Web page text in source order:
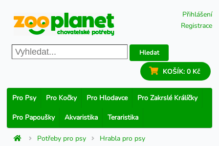
Přihlášení
Registrace
Hledat
KOŠÍK: 0 Kč
Pro Psy Pro Kočky Pro Hlodavce Pro Zakrslé Králíčky
Pro Papoušky Akvaristika Teraristika
Potřeby pro psy Hrabla pro psy